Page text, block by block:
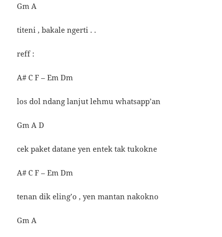
Gm A
titeni , bakale ngerti . .
reff :
A# C F – Em Dm
los dol ndang lanjut lehmu whatsapp’an
Gm A D
cek paket datane yen entek tak tukokne
A# C F – Em Dm
tenan dik eling’o , yen mantan nakokno
Gm A